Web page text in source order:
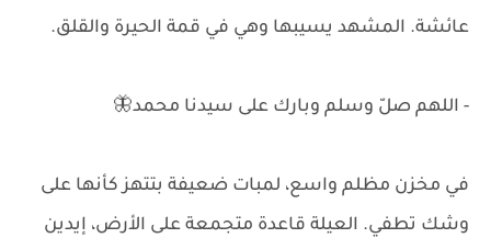
عائشة. المشهد يسيبها وهي في قمة الحيرة والقلق.
- اللهم صلّ وسلم وبارك على سيدنا محمد🦋
في مخزن مظلم واسع، لمبات ضعيفة بتتهز كأنها على
وشك تطفي. العيلة قاعدة متجمعة على الأرض، إيدين